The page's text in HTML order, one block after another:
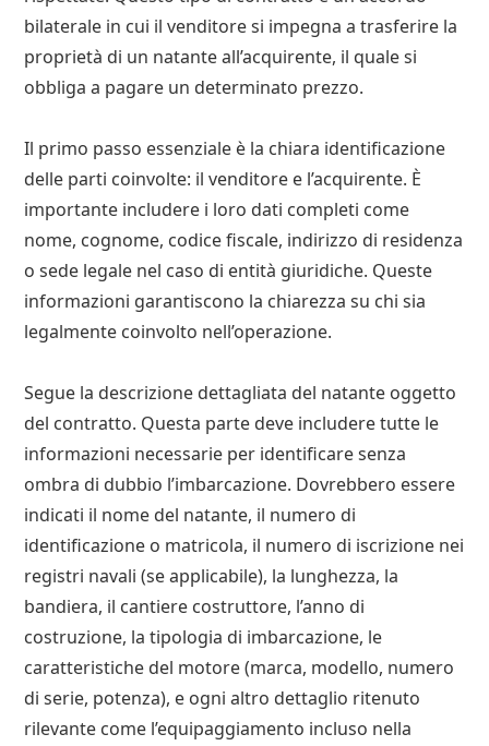
bilaterale in cui il venditore si impegna a trasferire la
proprietà di un natante all’acquirente, il quale si
obbliga a pagare un determinato prezzo.
Il primo passo essenziale è la chiara identificazione
delle parti coinvolte: il venditore e l’acquirente. È
importante includere i loro dati completi come
nome, cognome, codice fiscale, indirizzo di residenza
o sede legale nel caso di entità giuridiche. Queste
informazioni garantiscono la chiarezza su chi sia
legalmente coinvolto nell’operazione.
Segue la descrizione dettagliata del natante oggetto
del contratto. Questa parte deve includere tutte le
informazioni necessarie per identificare senza
ombra di dubbio l’imbarcazione. Dovrebbero essere
indicati il nome del natante, il numero di
identificazione o matricola, il numero di iscrizione nei
registri navali (se applicabile), la lunghezza, la
bandiera, il cantiere costruttore, l’anno di
costruzione, la tipologia di imbarcazione, le
caratteristiche del motore (marca, modello, numero
di serie, potenza), e ogni altro dettaglio ritenuto
rilevante come l’equipaggiamento incluso nella